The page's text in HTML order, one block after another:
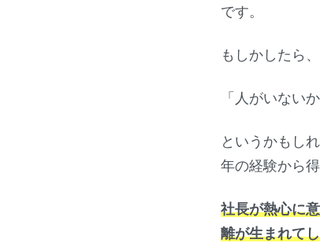
です。
もしかしたら
「人がいない
というかもし
年の経験から
社長が熱心に
離が生まれて